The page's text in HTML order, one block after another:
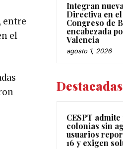
entre
el
Integran
Directiva en el
Congreso de
encabezada
Valencia
agosto 1, 2026
Destacadas
CESPT admite
colonias sin
usuarios
16 y exigen